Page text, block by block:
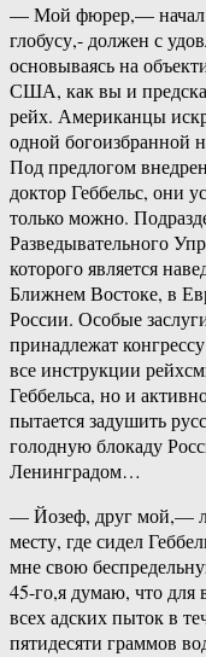
— Мой фюрер,— начал
глобусу,- должен с
основываясь на
США, как вы и
рейх. Американцы
одной богоизбранной
Под предлогом
доктор Геббельс, они
только можно.
Разведывательного
которого является
Ближнем Востоке, в
России. Особые
принадлежат
все инструкции
Геббельса, но и
пытается задушить
голодную блокаду
Ленинградом…
— Йозеф, друг мой,—
месту, где сидел
мне свою
45-го,я думаю, что для
всех адских пыток в
пятидесяти граммов